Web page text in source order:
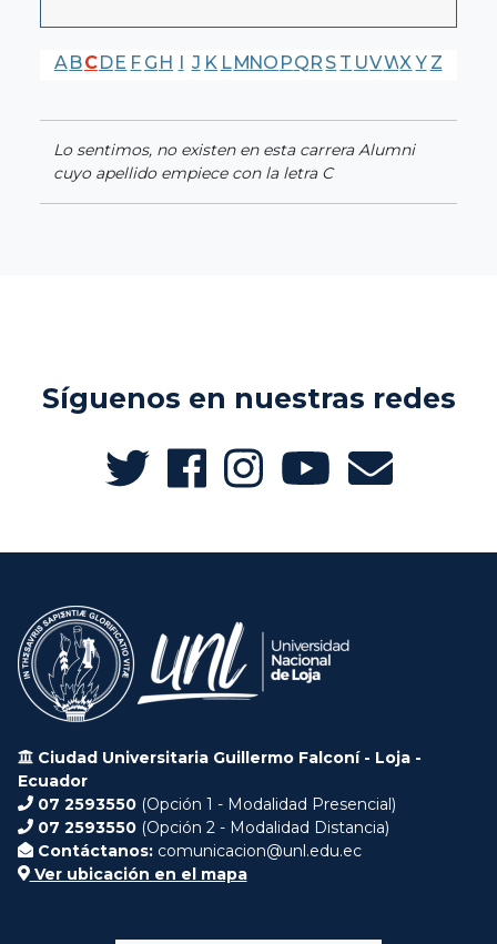
A BCDE F G H I J K LMNO PQR S T UVWX Y Z
Lo sentimos, no existen en esta carrera Alumni
cuyo apellido empiece con la letra C
Síguenos en nuestras redes
Ciudad Universitaria Guillermo Falconí - Loja -
Ecuador
07 2593550 (Opción 1 - Modalidad Presencial)
07 2593550 (Opción 2 - Modalidad Distancia)
Contáctanos: comunicacion@unl.edu.ec
Ver ubicación en el mapa